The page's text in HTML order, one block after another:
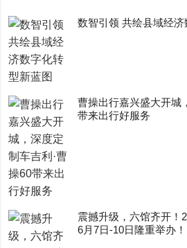
数智引领 共绘县域经
曹操出行嘉兴盛大开城
带来出行好服务
震撼升级，六馆齐开！
6月7日-10日隆重举办！